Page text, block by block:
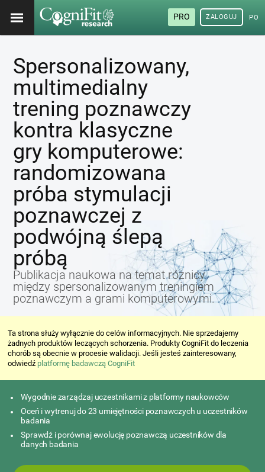
PRO ZALOGUJ
Spersonalizowany,
multimedialny
trening poznawczy
kontra klasyczne
gry komputerowe:
randomizowana
próba stymulacji
poznawczej z
podwójną ślepą
próbą
Publikacja naukowa na temat różnicy
między spersonalizowanym treningiem
poznawczym a grami komputerowymi.
Ta strona służy wyłącznie do celów informacyjnych. Nie sprzedajemy
żadnych produktów leczących schorzenia. Produkty CogniFit do leczenia
chorób są obecnie w procesie walidacji. Jeśli jesteś zainteresowany,
odwiedź platformę badawczą CogniFit
Wygodnie zarządzaj uczestnikami z platformy naukowców
Oceń i wytrenuj do 23 umiejętności poznawczych u uczestników
badania
Sprawdź i porównaj ewolucję poznawczą uczestników dla
danych badania